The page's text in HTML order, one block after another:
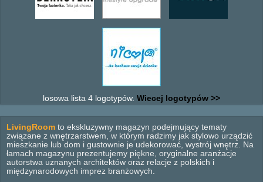
losowa lista 4 logotypów. Wiecej logotypów >>
LivingRoom to ekskluzywny magazyn podejmujący tematy
związane z wnętrzarstwem, w którym radzimy jak stylowo urządzić
mieszkanie lub dom i gustownie je udekorować, wystrój wnętrz. Na
łamach magazynu prezentujemy piękne, oryginalne aranżacje
autorstwa uznanych architektów oraz relacje z polskich i
międzynarodowych imprez branżowych.